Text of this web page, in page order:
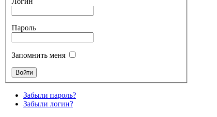
Пароль
Запомнить меня
Забыли пароль?
Забыли логин?